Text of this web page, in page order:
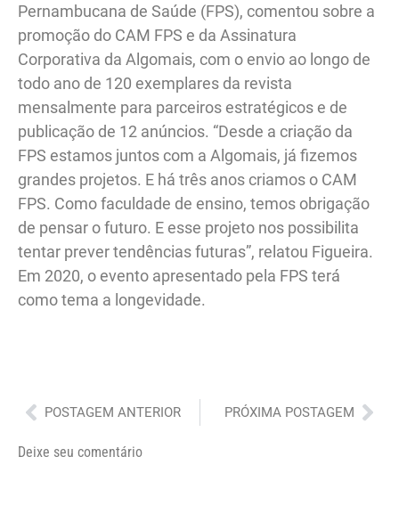
Pernambucana de Saúde (FPS), comentou sobre a
promoção do CAM FPS e da Assinatura
Corporativa da Algomais, com o envio ao longo de
todo ano de 120 exemplares da revista
mensalmente para parceiros estratégicos e de
publicação de 12 anúncios. “Desde a criação da
FPS estamos juntos com a Algomais, já fizemos
grandes projetos. E há três anos criamos o CAM
FPS. Como faculdade de ensino, temos obrigação
de pensar o futuro. E esse projeto nos possibilita
tentar prever tendências futuras”, relatou Figueira.
Em 2020, o evento apresentado pela FPS terá
como tema a longevidade.
Anterior
POSTAGEM ANTERIOR PRÓXIMA POSTAGEM
Deixe seu comentário